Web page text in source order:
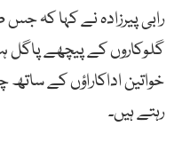
رابی پیرزادہ نے کہا کہ جس
گلوکاروں کے پیچھے پاگل
خواتین اداکاراؤں کے
رہتے ہیں۔